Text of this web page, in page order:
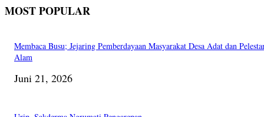
MOST POPULAR
Membaca Busu; Jejaring Pemberdayaan Masyarakat Desa Adat dan
Alam
Juni 21, 2026